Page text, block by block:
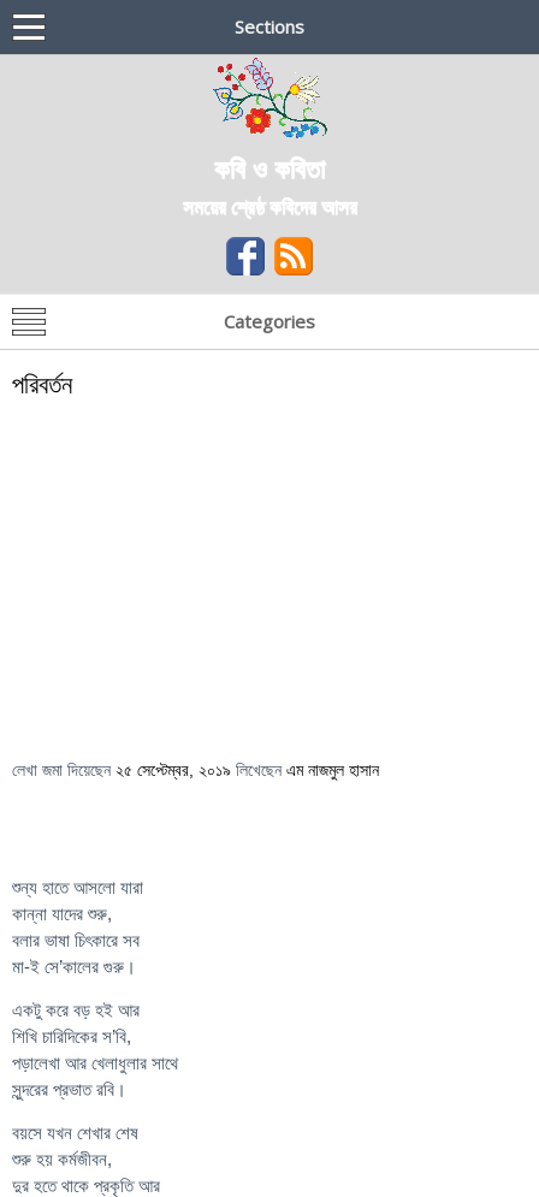
Sections
কবি ও কবিতা
সময়ের শ্রেষ্ঠ কবিদের আসর
Categories
পরিবর্তন
লেখা জমা দিয়েছেন ২৫ সেপ্টেম্বর, ২০১৯ লিখেছেন এম নাজমুল হাসান
শুন্য হাতে আসলো যারা
কান্না যাদের শুরু,
বলার ভাষা চিৎকারে সব
মা-ই সে’কালের গুরু।
একটু করে বড় হই আর
শিখি চারিদিকের স’বি,
পড়ালেখা আর খেলাধুলার সাথে
সুন্দরের প্রভাত রবি।
বয়সে যখন শেখার শেষ
শুরু হয় কর্মজীবন,
দুর হতে থাকে প্রকৃতি আর